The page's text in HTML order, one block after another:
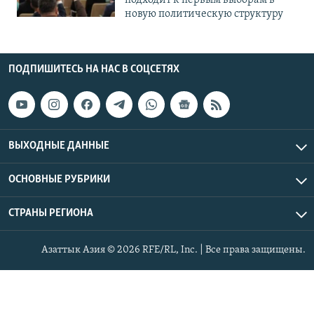
новую политическую структуру
ПОДПИШИТЕСЬ НА НАС В СОЦСЕТЯХ
ВЫХОДНЫЕ ДАННЫЕ
ОСНОВНЫЕ РУБРИКИ
СТРАНЫ РЕГИОНА
Азаттык Азия © 2026 RFE/RL, Inc. | Все права защищены.